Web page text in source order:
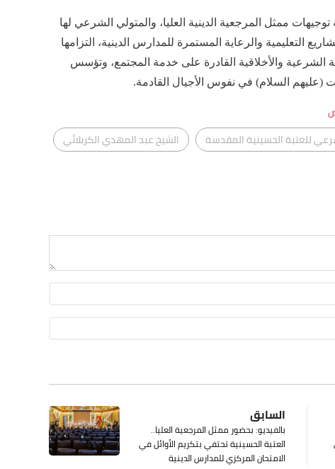
ممثل المرجعية الدينية العليا، والمتولي الشرعي لها
التعليمية والرعاية المستمرة للمدارس الدينية، التزامها
الشرعية والأخلاقية القادرة على خدمة المجتمع، وتؤسس
(عليهم السلام) في نفوس الأجيال القادمة.
للعتبة الحسينية المقدسة
الشيخ عبد المهدي الكربلائي
السابق
بالفيديو: بحضور ممثل المرجعية العليا..
العتبة الحسينية تحتفي بتكريم الأوائل في
الامتحان المركزي للمدارس الدينية